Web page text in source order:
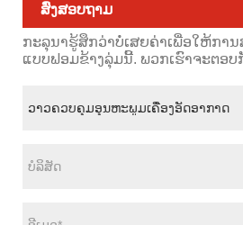
ສົ່ງສອບຖາມ
ກະລຸນາຮູ້ສຶກວ່າບໍ່ເສຍຄ່າເພື່ອໃຫ້ກາ
ແບບຟອມຂ້າງລຸ່ມນີ້. ພວກເຮົາຈະຕອບ